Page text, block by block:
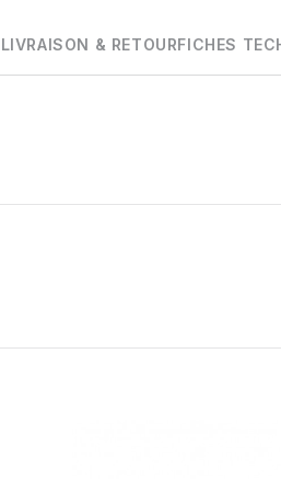
LIVRAISON & RETOURFICHES